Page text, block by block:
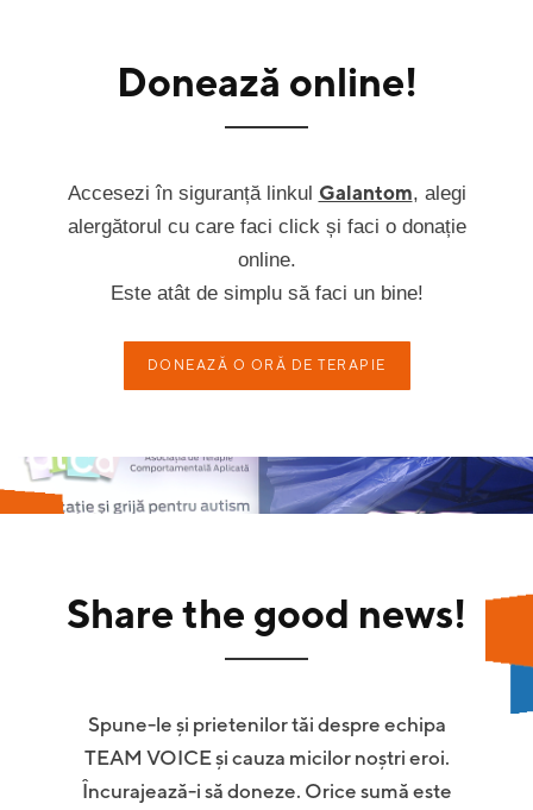
Donează online!
Accesezi în siguranță linkul Galantom, alegi
alergătorul cu care faci click și faci o donație
online.
Este atât de simplu să faci un bine!
DONEAZĂ O ORĂ DE TERAPIE
Share the good news!
Spune-le și prietenilor tăi despre echipa
TEAM VOICE și cauza micilor noștri eroi.
Încurajează-i să doneze. Orice sumă este